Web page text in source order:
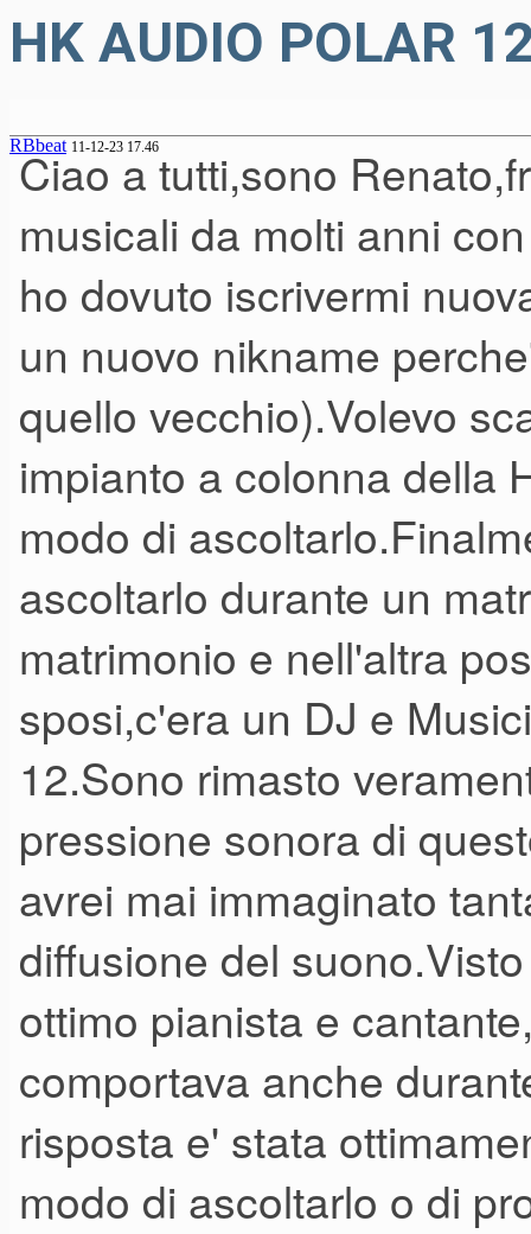
HK AUDIO POLAR
RBbeat 11-12-23 17.46
Ciao a tutti,sono
musicali da molti anni
ho dovuto iscrivermi
un nuovo nikname
quello vecchio).Volevo
impianto a colonna della
modo di
ascoltarlo durante un
matrimonio e nell'altra
sposi,c'era un DJ e
12.Sono rimasto
pressione sonora di
avrei mai immaginato
diffusione del
ottimo pianista e
comportava anche
risposta e' stata
modo di ascoltarlo o di